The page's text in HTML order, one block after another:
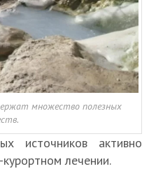
множество полезных
источников активно
лечении.